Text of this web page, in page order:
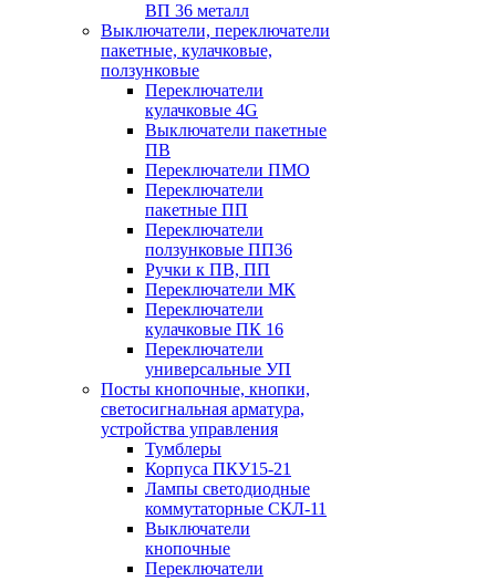
ВП 36 металл
Выключатели, переключатели
пакетные, кулачковые,
ползунковые
Переключатели
кулачковые 4G
Выключатели пакетные
ПВ
Переключатели ПМО
Переключатели
пакетные ПП
Переключатели
ползунковые ПП36
Ручки к ПВ, ПП
Переключатели МК
Переключатели
кулачковые ПК 16
Переключатели
универсальные УП
Посты кнопочные, кнопки,
светосигнальная арматура,
устройства управления
Тумблеры
Корпуса ПКУ15-21
Лампы светодиодные
коммутаторные СКЛ-11
Выключатели
кнопочные
Переключатели